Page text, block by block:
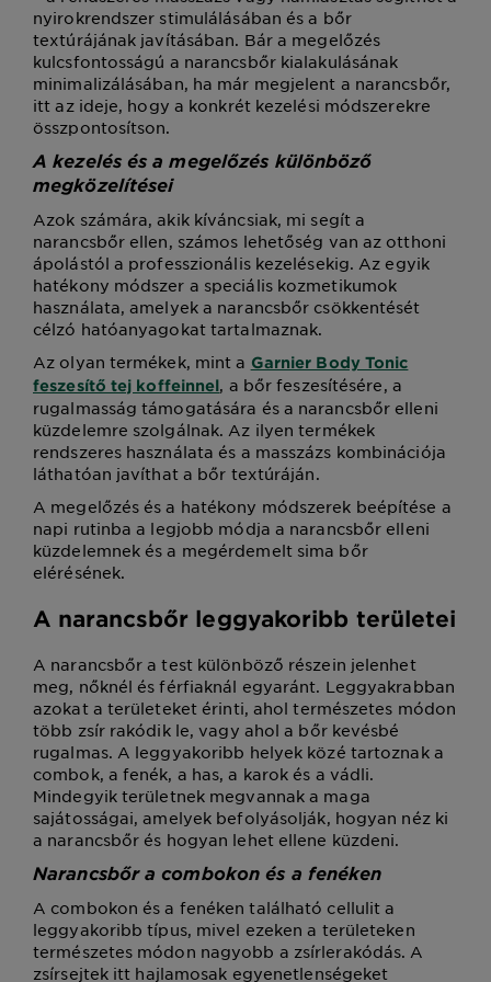
nyirokrendszer stimulálásában és a bőr
textúrájának javításában. Bár a megelőzés
kulcsfontosságú a narancsbőr kialakulásának
minimalizálásában, ha már megjelent a narancsbőr,
itt az ideje, hogy a konkrét kezelési módszerekre
összpontosítson.
A kezelés és a megelőzés különböző
megközelítései
Azok számára, akik kíváncsiak, mi segít a
narancsbőr ellen, számos lehetőség van az otthoni
ápolástól a professzionális kezelésekig. Az egyik
hatékony módszer a speciális kozmetikumok
használata, amelyek a narancsbőr csökkentését
célzó hatóanyagokat tartalmaznak.
Az olyan termékek, mint a Garnier Body Tonic
feszesítő tej koffeinnel, a bőr feszesítésére, a
rugalmasság támogatására és a narancsbőr elleni
küzdelemre szolgálnak. Az ilyen termékek
rendszeres használata és a masszázs kombinációja
láthatóan javíthat a bőr textúráján.
A megelőzés és a hatékony módszerek beépítése a
napi rutinba a legjobb módja a narancsbőr elleni
küzdelemnek és a megérdemelt sima bőr
elérésének.
A narancsbőr leggyakoribb területei
A narancsbőr a test különböző részein jelenhet
meg, nőknél és férfiaknál egyaránt. Leggyakrabban
azokat a területeket érinti, ahol természetes módon
több zsír rakódik le, vagy ahol a bőr kevésbé
rugalmas. A leggyakoribb helyek közé tartoznak a
combok, a fenék, a has, a karok és a vádli.
Mindegyik területnek megvannak a maga
sajátosságai, amelyek befolyásolják, hogyan néz ki
a narancsbőr és hogyan lehet ellene küzdeni.
Narancsbőr a combokon és a fenéken
A combokon és a fenéken található cellulit a
leggyakoribb típus, mivel ezeken a területeken
természetes módon nagyobb a zsírlerakódás. A
zsírsejtek itt hajlamosak egyenetlenségeket